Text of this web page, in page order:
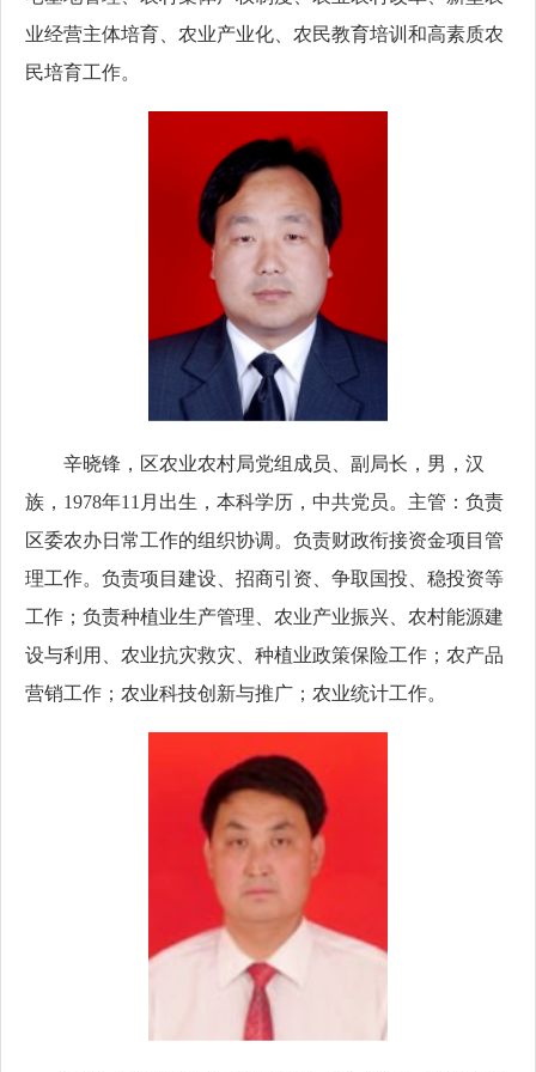
业经营主体培育、农业产业化、农民教育培训和高素质农
民培育工作。
辛晓锋， 区农业农村局党组成员、副局长， 男，汉
族，1978年11月出生，本科学历， 中共党员。 主管：负责
区委农办日常工作的组织协调。负责财政衔接资金项目管
理工作。负责项目建设、招商引资、争取国投、稳投资等
工作；负责种植业生产管理、农业产业振兴、农村能源建
设与利用、农业抗灾救灾、种植业政策保险工作；农产品
营销工作；农业科技创新与推广；农业统计工作。